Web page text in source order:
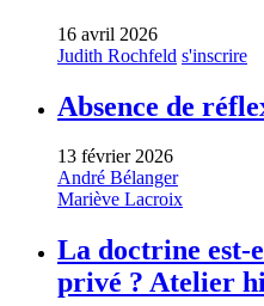
16 avril 2026
Judith Rochfeld s'inscrire
Absence de
13 février 2026
André Bélanger
Mariève Lacroix
La doctrine est-
privé ? Atelier